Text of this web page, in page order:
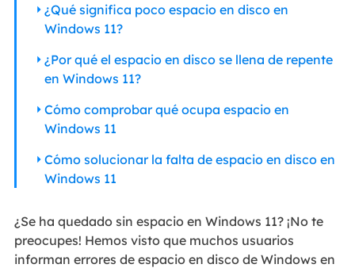
¿Qué significa poco espacio en disco en
Windows 11?
¿Por qué el espacio en disco se llena de repente
en Windows 11?
Cómo comprobar qué ocupa espacio en
Windows 11
Cómo solucionar la falta de espacio en disco en
Windows 11
¿Se ha quedado sin espacio en Windows 11? ¡No te
preocupes! Hemos visto que muchos usuarios
informan errores de espacio en disco de Windows en